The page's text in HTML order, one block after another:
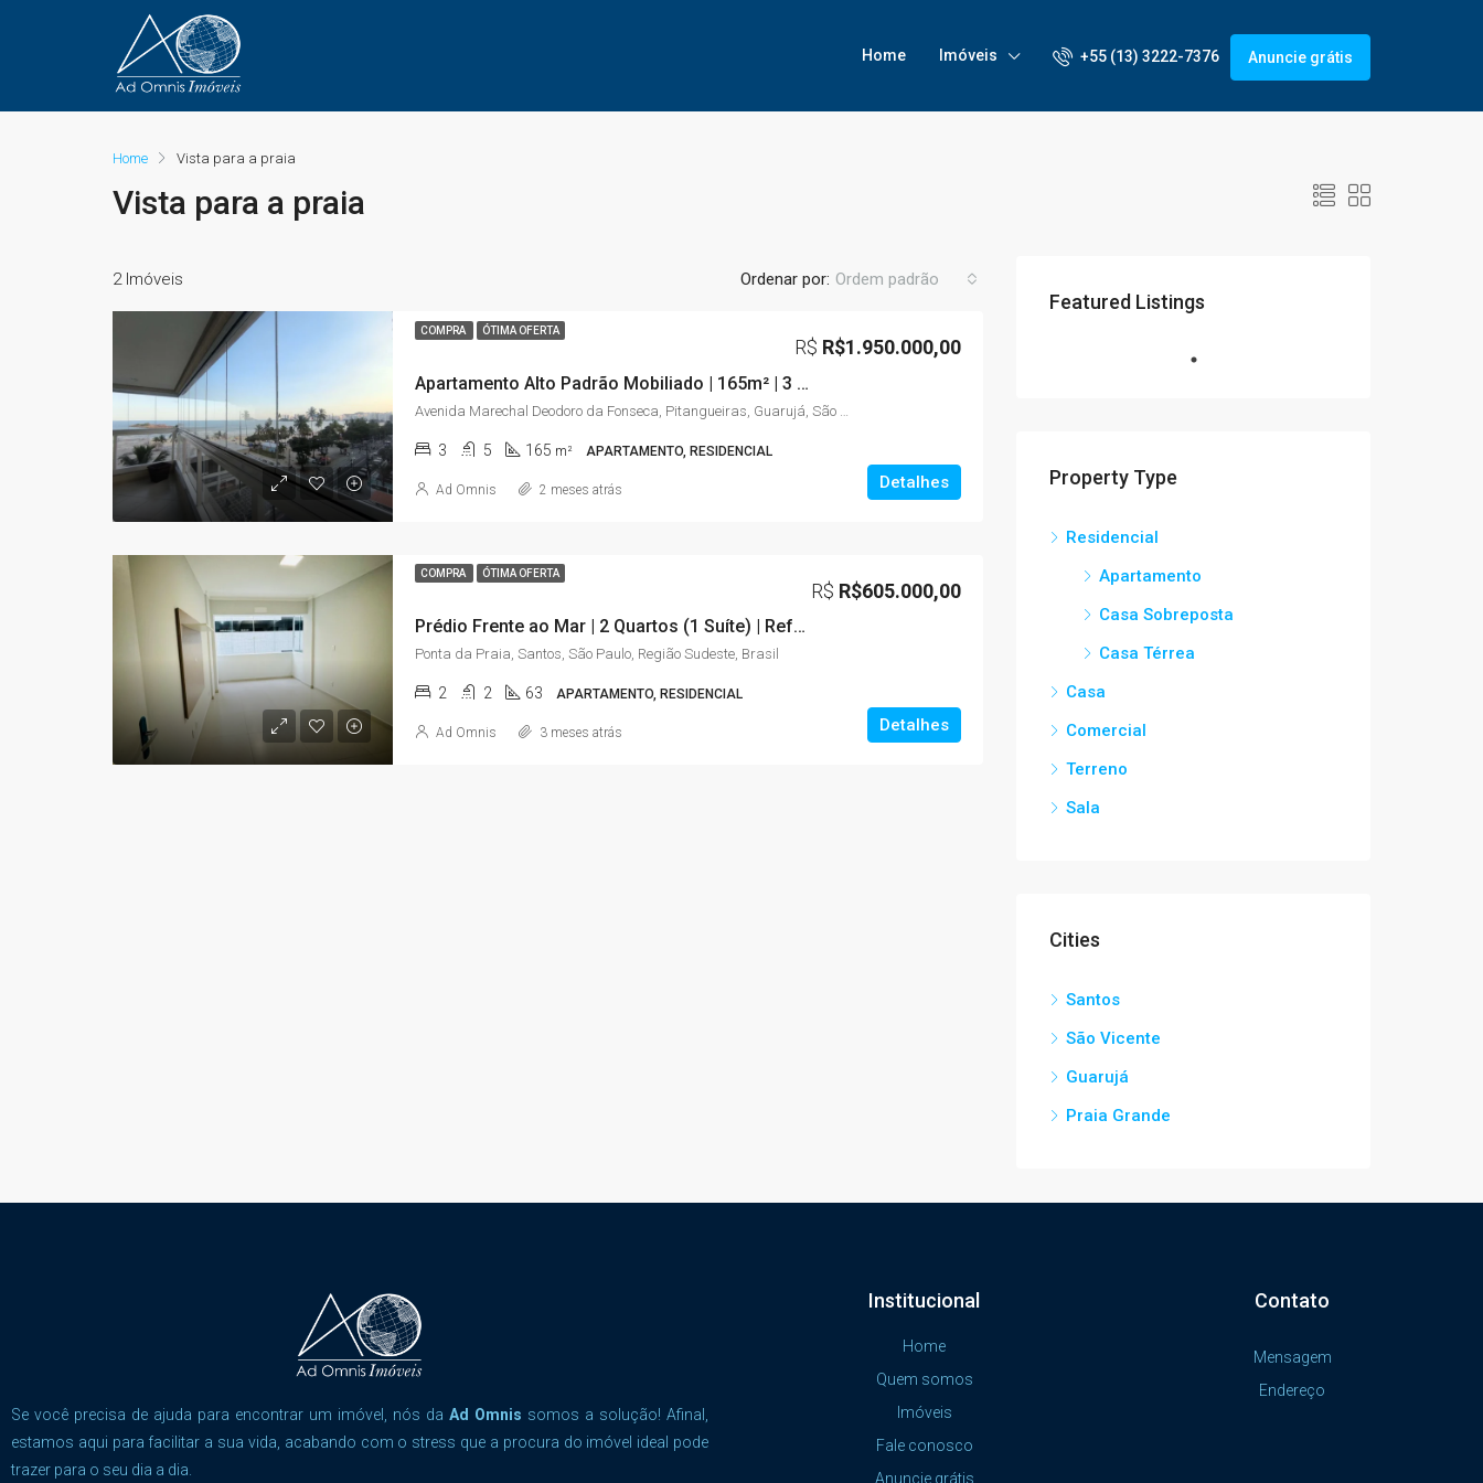
Home Imóveis +55 (13) 3222-7376 Anuncie grátis
Home Vista para a praia
Vista para a praia
2 Imóveis Ordenar por: Ordem padrão
COMPRA ÓTIMA OFERTA
Apartamento Alto Padrão Mobiliado | 165m² | 3 Suítes | Vista para o Mar | Pitangueiras – Guarujá/SP
R$ R$1.950.000,00
3 5 165 m² APARTAMENTO, RESIDENCIAL
Detalhes
Ad Omnis 2 meses atrás
COMPRA ÓTIMA OFERTA
Prédio Frente ao Mar | 2 Quartos (1 Suíte) | Reformado | Vaga e Elevador
R$ R$605.000,00
Ponta da Praia, Santos, São Paulo, Região Sudeste, Brasil
2 2 63 APARTAMENTO, RESIDENCIAL
Detalhes
Ad Omnis 3 meses atrás
Featured Listings
Property Type
Residencial
Apartamento
Casa Sobreposta
Casa Térrea
Casa
Comercial
Terreno
Sala
Cities
Santos
São Vicente
Guarujá
Praia Grande
Se você precisa de ajuda para encontrar um imóvel, nós da Ad Omnis somos a solução! Afinal,
estamos aqui para facilitar a sua vida, acabando com o stress que a procura do imóvel ideal pode
trazer para o seu dia a dia.
Institucional
Home
Quem somos
Imóveis
Fale conosco
Anuncie grátis
Contato
Mensagem
Endereço